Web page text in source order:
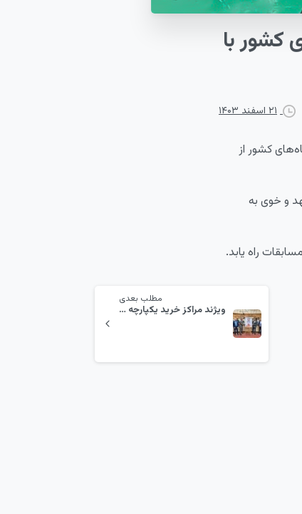
کشوربا
۲۱ اسفند ۱۴۰۳
کشور از
و خوی به
مطلب بعدی
ویژند مراکز خرید یکپارچه چارسوق رونمایی شد